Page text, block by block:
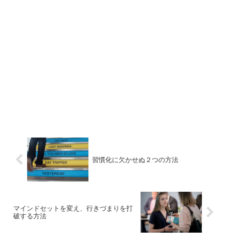
習慣化に欠かせぬ２つの方法
マインドセットを変え、行きづまりを打
破する方法